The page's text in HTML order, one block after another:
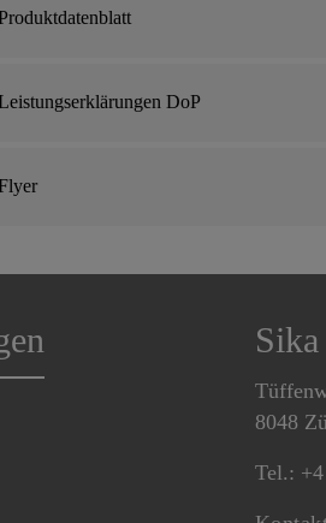
DoP
8048
Tel.: